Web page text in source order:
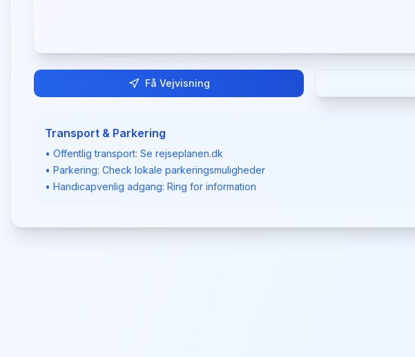
Få Vejvisning
Transport & Parkering
• Offentlig transport: Se rejseplanen.dk
• Parkering: Check lokale parkeringsmuligheder
• Handicapvenlig adgang: Ring for information